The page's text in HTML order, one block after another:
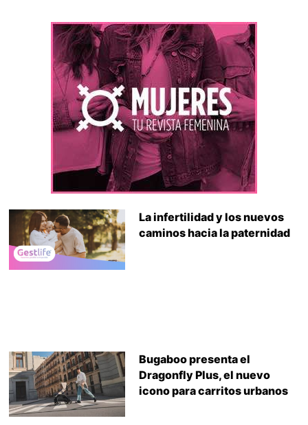
La infertilidad y los nuevos
caminos hacia la paternidad
Bugaboo presenta el
Dragonfly Plus, el nuevo
icono para carritos urbanos